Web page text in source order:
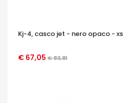
Kj-4, casco jet - nero opaco - xs
€ 67,05 € 83,81
OCCHIATA VELOCE